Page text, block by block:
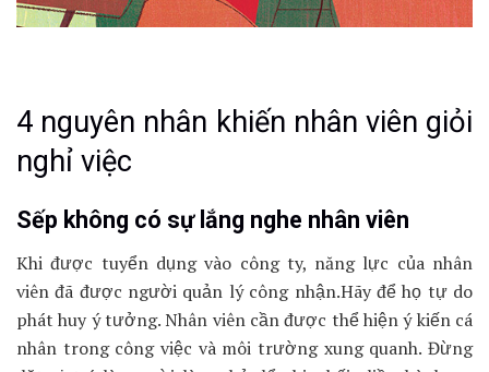
4 nguyên nhân khiến nhân viên giỏi
nghỉ việc
Sếp không có sự lắng nghe nhân viên
Khi được tuyển dụng vào công ty, năng lực của nhân
viên đã được người quản lý công nhận.Hãy để họ tự do
phát huy ý tưởng. Nhân viên cần được thể hiện ý kiến cá
nhân trong công việc và môi trường xung quanh. Đừng